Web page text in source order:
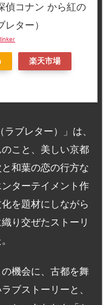
偵コナン から紅の
ター）
楽天市場
ブレター）」は、
こと、美しい京都
和葉の恋の行方な
ターテイメント作
を題材にしながら
り交ぜたストーリ
機会に、古都を舞
ブストーリーと、